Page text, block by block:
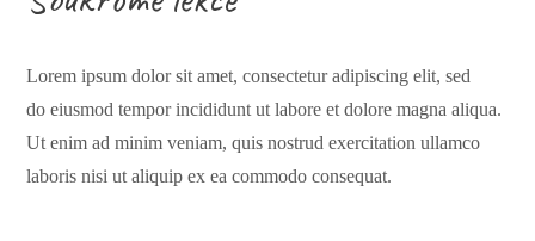
Lorem ipsum dolor sit amet, consectetur adipiscing elit, sed
do eiusmod tempor incididunt ut labore et dolore magna aliqua.
Ut enim ad minim veniam, quis nostrud exercitation ullamco
laboris nisi ut aliquip ex ea commodo consequat.